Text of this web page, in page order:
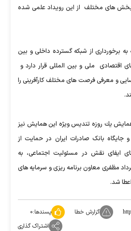
بخش های مختلف از این رویداد علمی شده
به برخورداری از شبکه گسترده داخلی و بین
اقتصادی ملی و بین المللی قرار دارد و
و معرفی فرصت های مختلف کارآفرینی را
يك روزه تندیس ویژه این همایش نيز
بانک صادرات ايران در حمایت از
ایفای نقش در مسئولیت اجتماعی، به
مظفری معاون برنامه ریزی و سرمایه های
شد.
گزارش خطا پسندها:۰
اشتراک گذاری